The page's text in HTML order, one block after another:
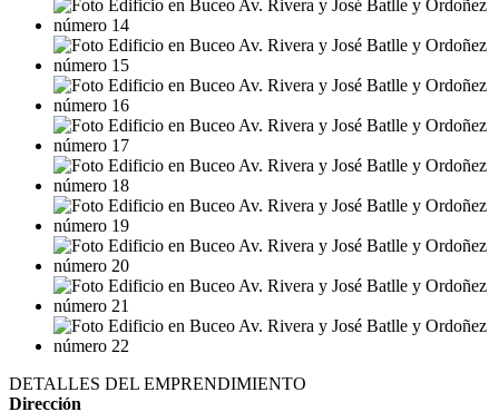
DETALLES DEL EMPRENDIMIENTO
Dirección